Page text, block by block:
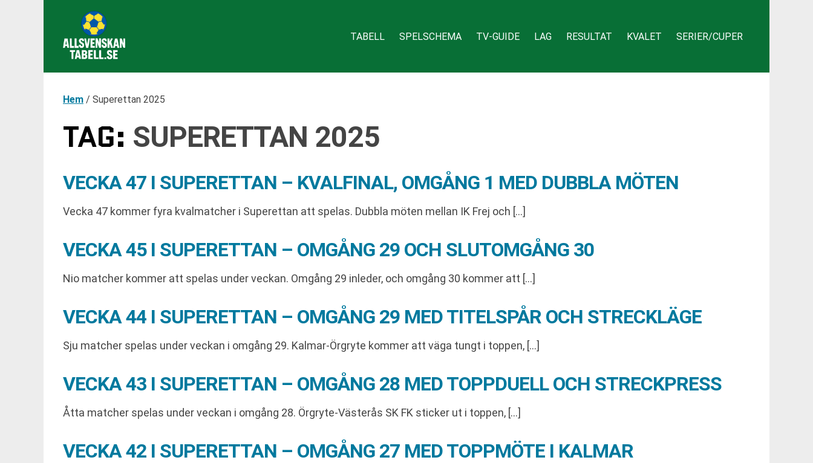
TABELL SPELSCHEMA TV-GUIDE LAG RESULTAT KVALET SERIER/CUPER
Hem / Superettan 2025
TAG: SUPERETTAN 2025
VECKA 47 I SUPERETTAN – KVALFINAL, OMGÅNG 1 MED DUBBLA MÖTEN
Vecka 47 kommer fyra kvalmatcher i Superettan att spelas. Dubbla möten mellan IK Frej och […]
VECKA 45 I SUPERETTAN – OMGÅNG 29 OCH SLUTOMGÅNG 30
Nio matcher kommer att spelas under veckan. Omgång 29 inleder, och omgång 30 kommer att […]
VECKA 44 I SUPERETTAN – OMGÅNG 29 MED TITELSPÅR OCH STRECKLÄGE
Sju matcher spelas under veckan i omgång 29. Kalmar-Örgryte kommer att väga tungt i toppen, […]
VECKA 43 I SUPERETTAN – OMGÅNG 28 MED TOPPDUELL OCH STRECKPRESS
Åtta matcher spelas under veckan i omgång 28. Örgryte-Västerås SK FK sticker ut i toppen, […]
VECKA 42 I SUPERETTAN – OMGÅNG 27 MED TOPPMÖTE I KALMAR